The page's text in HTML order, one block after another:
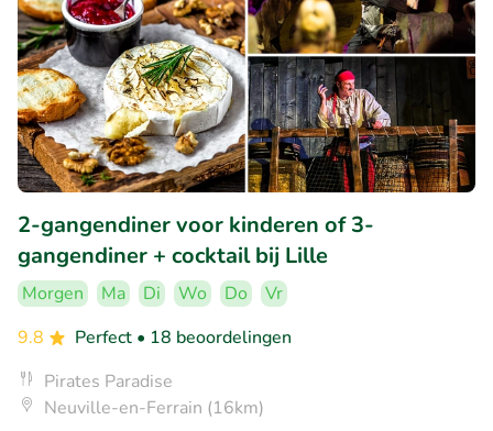
2-gangendiner voor kinderen of 3-
gangendiner + cocktail bij Lille
Morgen Ma Di Wo Do
Vr
9.8
Perfect • 18 beoordelingen
Pirates Paradise
Neuville-en-Ferrain (16km)